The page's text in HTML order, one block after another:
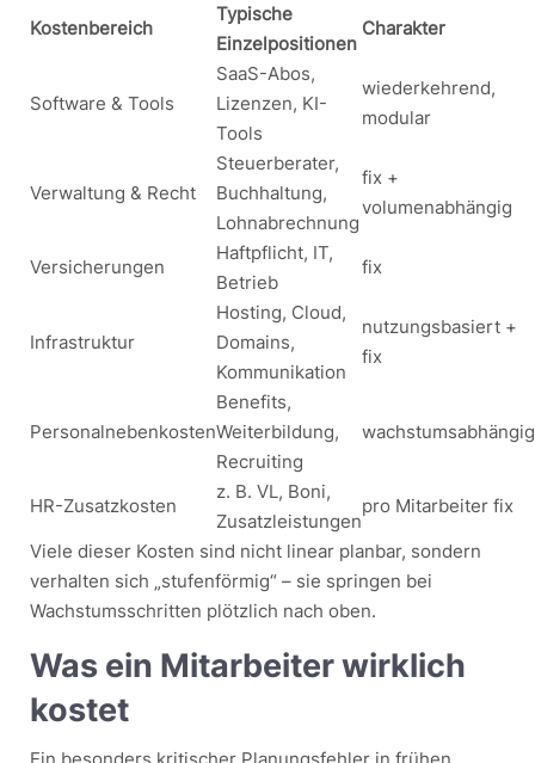
Kostenbereich
Typische
Einzelpositionen
Charakter
Software & Tools
SaaS-Abos,
Lizenzen, KI-
Tools
wiederkehrend,
modular
Verwaltung & Recht
Steuerberater,
Buchhaltung,
Lohnabrechnung
fix +
volumenabhängig
Versicherungen
Haftpflicht, IT,
Betrieb
fix
Infrastruktur
Hosting, Cloud,
Domains,
Kommunikation
nutzungsbasiert +
fix
Personalnebenkosten
Benefits,
Weiterbildung,
Recruiting
wachstumsabhängig
HR-Zusatzkosten
z. B. VL, Boni,
Zusatzleistungen
pro Mitarbeiter fix
Viele dieser Kosten sind nicht linear planbar, sondern
verhalten sich „stufenförmig“ – sie springen bei
Wachstumsschritten plötzlich nach oben.
Was ein Mitarbeiter wirklich
kostet
Ein besonders kritischer Planungsfehler in frühen